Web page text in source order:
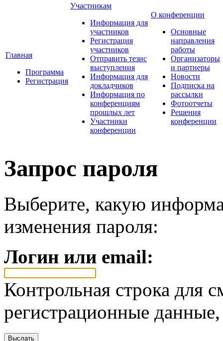
Главная
Программа
Регистрация
Участникам
Информация для
участников
Регистрация
участников
Отправить тезис
выступления
Информация для
докладчиков
Информация по
конференциям
прошлых лет
Участники
конференции
О конференции
Основные
направления
работы
Организаторы
и партнеры
Новости
Подписка на
рассылки
Фотоотчеты
Решения
конференции
Запрос пароля
Выберите, какую
изменения пароля:
Логин или email:
Контрольная строка для
регистрационные